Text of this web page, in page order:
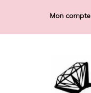
Mon compte